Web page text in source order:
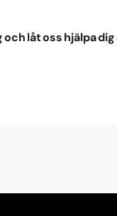
och låt oss hjälpa